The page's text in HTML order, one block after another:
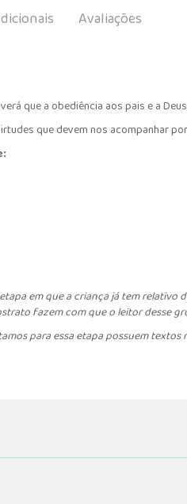
Avaliações
que a obediência aos pais e a
que devem nos acompanhar
etapa em que a criança já tem relativo
fazem com que o leitor desse
para essa etapa possuem